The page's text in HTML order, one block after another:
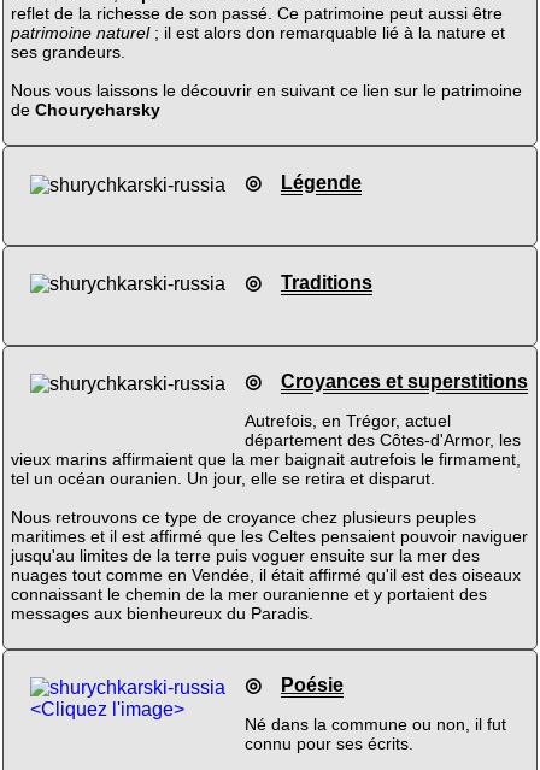
reflet de la richesse de son passé. Ce patrimoine peut aussi être
patrimoine naturel; il est alors don remarquable lié à la nature et
ses grandeurs.
Nous vous laissons le découvrir en suivant ce lien sur le patrimoine
de Chourycharsky
◎ Légende
◎ Traditions
◎ Croyances et superstitions
Autrefois, en Trégor, actuel
département des Côtes-d'Armor, les
vieux marins affirmaient que la mer baignait autrefois le firmament,
tel un océan ouranien. Un jour, elle se retira et disparut.
Nous retrouvons ce type de croyance chez plusieurs peuples
maritimes et il est affirmé que les Celtes pensaient pouvoir naviguer
jusqu'au limites de la terre puis voguer ensuite sur la mer des
nuages tout comme en Vendée, il était affirmé qu'il est des oiseaux
connaissant le chemin de la mer ouranienne et y portaient des
messages aux bienheureux du Paradis.
<Cliquez l'image>
◎ Poésie
Né dans la commune ou non, il fut
connu pour ses écrits.